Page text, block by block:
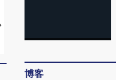
视线｜HYROX的吸金
术：是什么让中产们甘
粒摇
博客